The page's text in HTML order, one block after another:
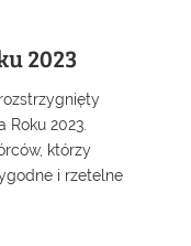
2023
2023.
którzy
i rzetelne